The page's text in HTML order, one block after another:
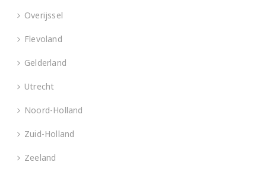
Overijssel
Flevoland
Gelderland
Utrecht
Noord-Holland
Zuid-Holland
Zeeland